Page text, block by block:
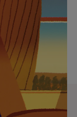
ョン
究極の
しょう